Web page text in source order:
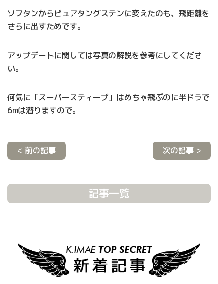
ソフタンからピュアタングステンに変えたのも、飛距離を
さらに出すためです。
アップデートに関しては写真の解説を参考にしてくださ
い。
何気に「スーパースティープ」はめちゃ飛ぶのに半ドラで
6mは潜りますので。
< 前の記事 次の記事 >
記事一覧